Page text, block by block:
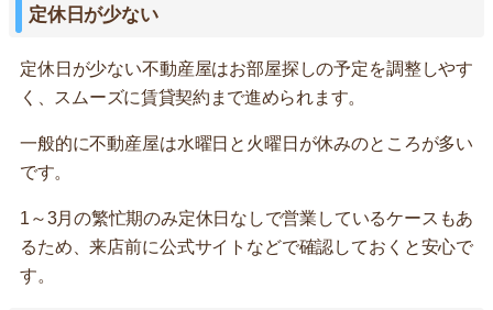
定休日が少ない
定休日が少ない不動産屋はお部屋探しの予定を調整しやす
く、スムーズに賃貸契約まで進められます。
一般的に不動産屋は水曜日と火曜日が休みのところが多い
です。
1～3月の繁忙期のみ定休日なしで営業しているケースもあ
るため、来店前に公式サイトなどで確認しておくと安心で
す。